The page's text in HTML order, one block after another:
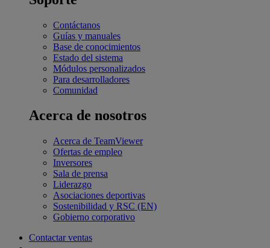
Contáctanos
Guías y manuales
Base de conocimientos
Estado del sistema
Módulos personalizados
Para desarrolladores
Comunidad
Acerca de nosotros
Acerca de TeamViewer
Ofertas de empleo
Inversores
Sala de prensa
Liderazgo
Asociaciones deportivas
Sostenibilidad y RSC (EN)
Gobierno corporativo
Contactar ventas